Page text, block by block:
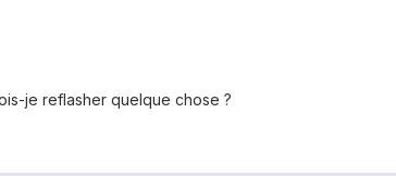
je reflasher quelque chose ?